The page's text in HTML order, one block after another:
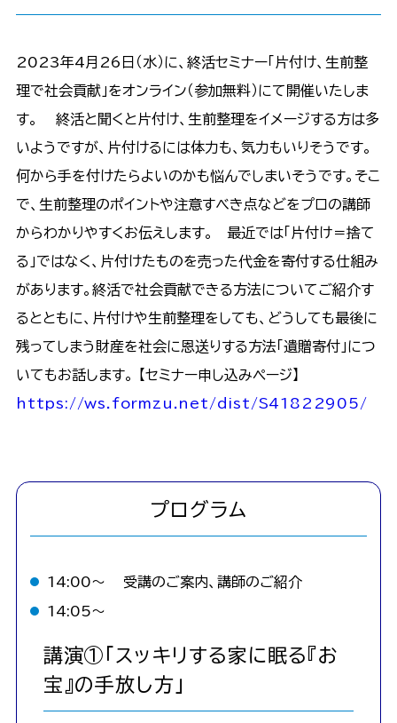
2023年4月26日（水）に、終活セミナー「片付け、生前整
理で社会貢献」をオンライン（参加無料）にて開催いたしま
す。 終活と聞くと片付け、生前整理をイメージする方は多
いようですが、片付けるには体力も、気力もいりそうです。
何から手を付けたらよいのかも悩んでしまいそうです。そこ
で、生前整理のポイントや注意すべき点などをプロの講師
からわかりやすくお伝えします。 最近では「片付け＝捨て
る」ではなく、片付けたものを売った代金を寄付する仕組み
があります。終活で社会貢献できる方法についてご紹介す
るとともに、片付けや生前整理をしても、どうしても最後に
残ってしまう財産を社会に恩送りする方法「遺贈寄付」につ
いてもお話します。 【セミナー申し込みページ】
https://ws.formzu.net/dist/S41822905/
プログラム
14:00〜 受講のご案内、講師のご紹介
14:05〜
講演①「スッキリする家に眠る『お
宝』の手放し方」